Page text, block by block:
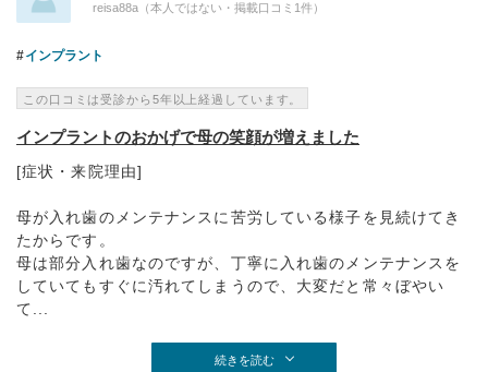
reisa88a（本人ではない・掲載口コミ1件）
インプラント
この口コミは受診から5年以上経過しています。
インプラントのおかげで母の笑顔が増えました
[症状・来院理由]
母が入れ歯のメンテナンスに苦労している様子を見続けてき
たからです。
母は部分入れ歯なのですが、丁寧に入れ歯のメンテナンスを
していてもすぐに汚れてしまうので、大変だと常々ぼやい
て...
続きを読む